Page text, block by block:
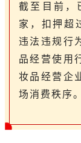
截至目前，
家，扣押超
违法违规行
品经营使用
妆品经营企
场消费秩序。